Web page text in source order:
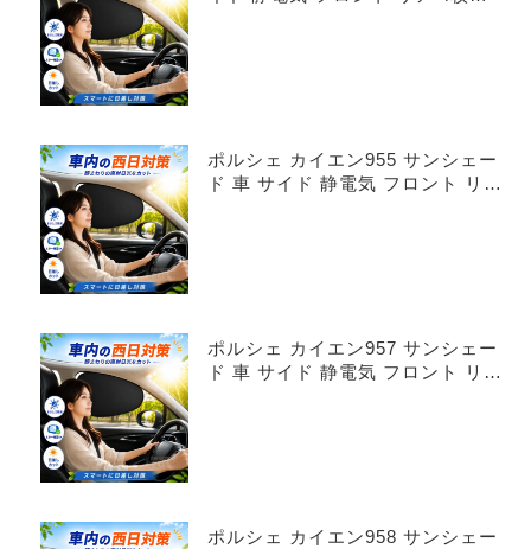
ポルシェ カイエン955 サンシェー
ド 車 サイド 静電気 フロント リア
ポルシェ カイエン957 サンシェー
ド 車 サイド 静電気 フロント リア
ポルシェ カイエン958 サンシェー